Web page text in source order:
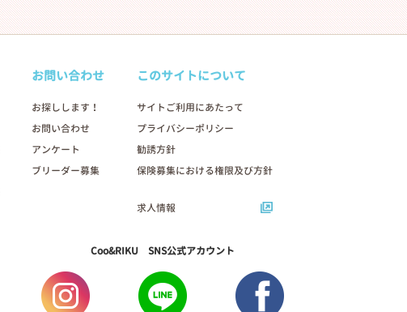
お問い合わせ
お探しします！
お問い合わせ
アンケート
ブリーダー募集
このサイトについて
サイトご利用にあたって
プライバシーポリシー
勧誘方針
保険募集における権限及び方針
求人情報
Coo&RIKU SNS公式アカウント